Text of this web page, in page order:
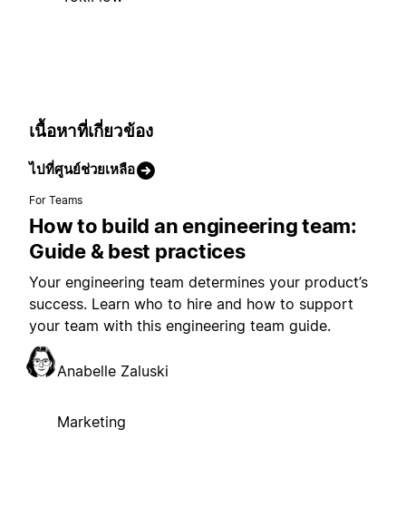
เนื้อหาที่เกี่ยวข้อง
ไปที่ศูนย์ช่วยเหลือ
For Teams
How to build an engineering team:
Guide & best practices
Your engineering team determines your product’s
success. Learn who to hire and how to support
your team with this engineering team guide.
Anabelle Zaluski
Marketing